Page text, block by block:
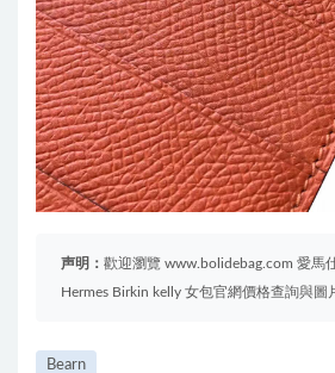
声明： 歡迎瀏覽 www.bolidebag.com 愛馬
Hermes Birkin kelly 女包官網價格查詢與圖
Bearn